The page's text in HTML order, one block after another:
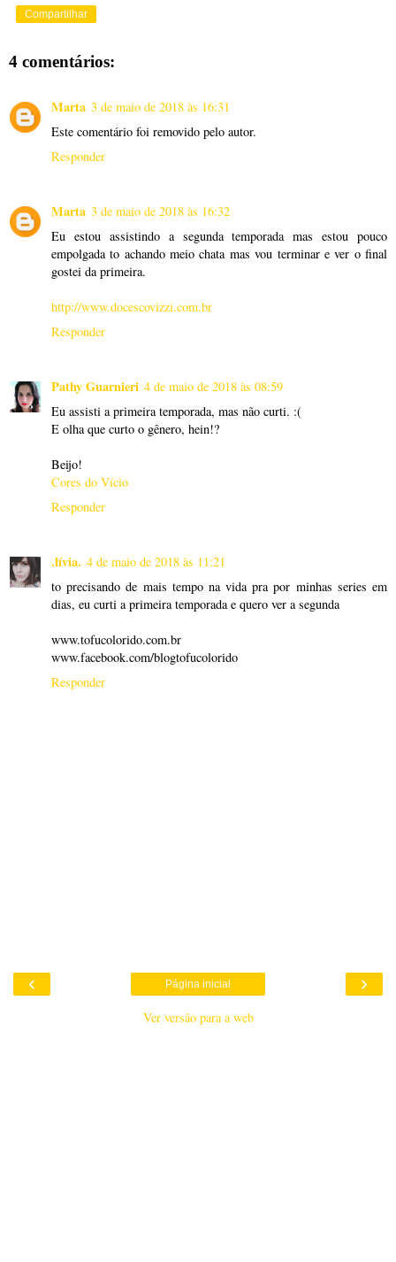
Compartilhar
4 comentários:
Marta 3 de maio de 2018 às 16:31
Este comentário foi removido pelo autor.
Responder
Marta 3 de maio de 2018 às 16:32
Eu estou assistindo a segunda temporada mas estou pouco
empolgada to achando meio chata mas vou terminar e ver o final
gostei da primeira.
http://www.docescovizzi.com.br
Responder
Pathy Guarnieri 4 de maio de 2018 às 08:59
Eu assisti a primeira temporada, mas não curti. :(
E olha que curto o gênero, hein!?
Beijo!
Cores do Vício
Responder
.lívia. 4 de maio de 2018 às 11:21
to precisando de mais tempo na vida pra por minhas series em
dias, eu curti a primeira temporada e quero ver a segunda
www.tofucolorido.com.br
www.facebook.com/blogtofucolorido
Responder
‹ ›
Página inicial
Ver versão para a web